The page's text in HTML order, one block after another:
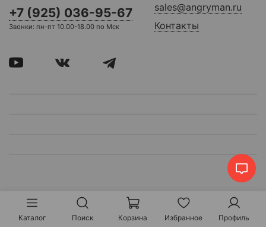
+7 (925) 036-95-67
Звонки: пн-пт 10.00-18.00 по Мск
sales@angryman.ru
Контакты
Каталог Поиск Корзина Избранное Профиль